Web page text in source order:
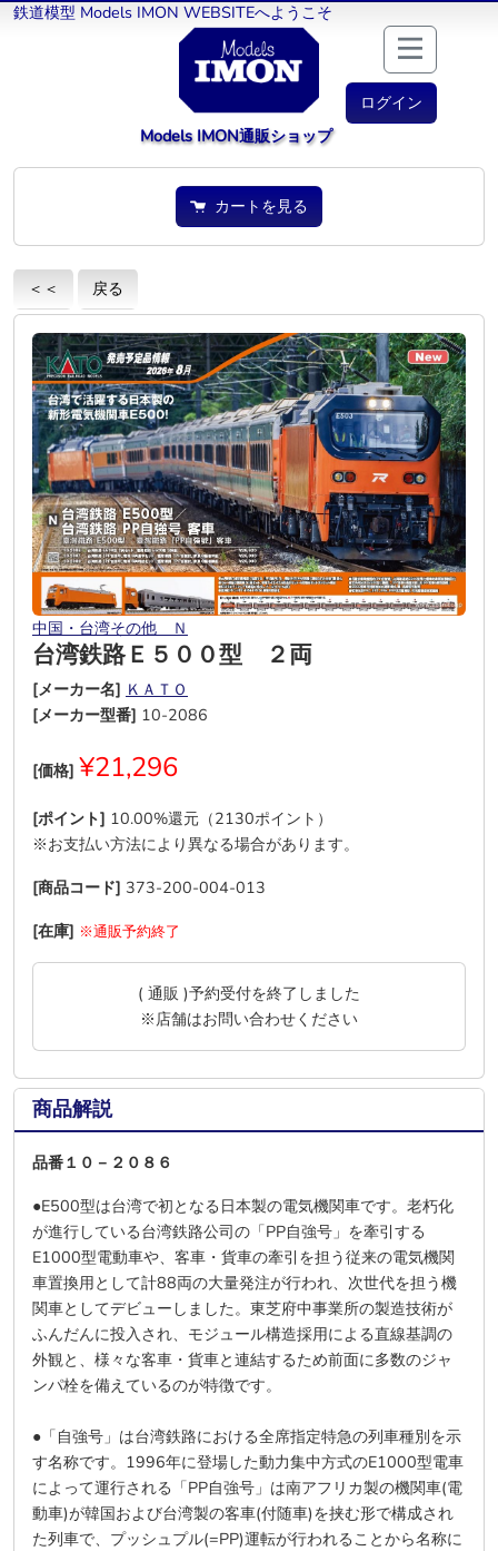
鉄道模型 Models IMON WEBSITEへようこそ
ログイン
Models IMON通販ショップ
カートを見る
＜＜ 戻る
中国・台湾その他 Ｎ
台湾鉄路Ｅ５００型 ２両
[メーカー名] ＫＡＴＯ
[メーカー型番] 10-2086
[価格] ¥21,296
[ポイント] 10.00%還元（2130ポイント）
※お支払い方法により異なる場合があります。
[商品コード] 373-200-004-013
[在庫] ※通販予約終了
( 通販 )予約受付を終了しました
※店舗はお問い合わせください
商品解説
品番１０－２０８６
●E500型は台湾で初となる日本製の電気機関車です。老朽化
が進行している台湾鉄路公司の「PP自強号」を牽引する
E1000型電動車や、客車・貨車の牽引を担う従来の電気機関
車置換用として計88両の大量発注が行われ、次世代を担う機
関車としてデビューしました。東芝府中事業所の製造技術が
ふんだんに投入され、モジュール構造採用による直線基調の
外観と、様々な客車・貨車と連結するため前面に多数のジャ
ンパ栓を備えているのが特徴です。
●「自強号」は台湾鉄路における全席指定特急の列車種別を示
す名称です。1996年に登場した動力集中方式のE1000型電車
によって運行される「PP自強号」は南アフリカ製の機関車(電
動車)が韓国および台湾製の客車(付随車)を挟む形で構成され
た列車で、プッシュプル(=PP)運転が行われることから名称に